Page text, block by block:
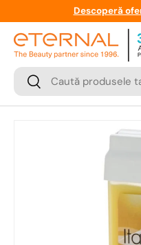
Descoperă
Cauta
Cauta